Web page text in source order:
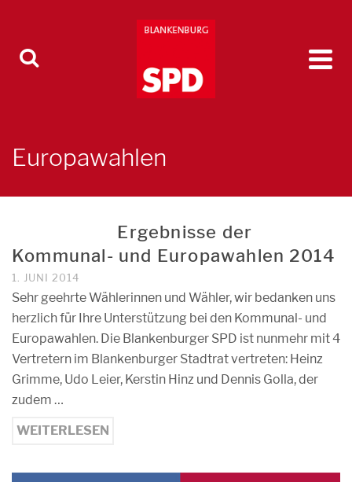
Europawahlen
Ergebnisse der
Kommunal- und Europawahlen 2014
1. JUNI 2014
Sehr geehrte Wählerinnen und Wähler, wir bedanken uns
herzlich für Ihre Unterstützung bei den Kommunal- und
Europawahlen. Die Blankenburger SPD ist nunmehr mit 4
Vertretern im Blankenburger Stadtrat vertreten: Heinz
Grimme, Udo Leier, Kerstin Hinz und Dennis Golla, der
zudem …
WEITERLESEN